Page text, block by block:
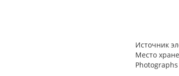
Источник
Место